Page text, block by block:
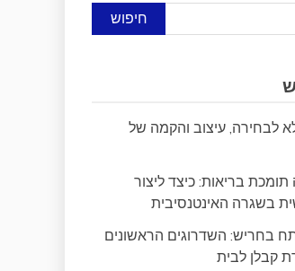
לבחירה, עיצוב והקמה של
תומכת בריאות: כיצד ליצור
בשגרה האינטנסיבית
בחריש: השדרוגים הראשונים
קבלן לבית